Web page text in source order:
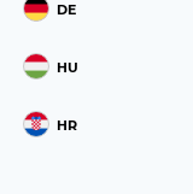
DE
HU
HR